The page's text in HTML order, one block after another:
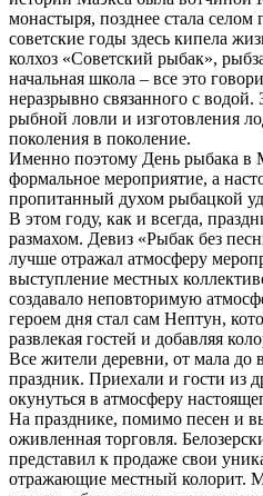
монастыря, позднее стала селом
советские годы здесь кипела
колхоз «Советский рыбак»,
начальная школа – все это
неразрывно связанного с водой.
рыбной ловли и изготовления
поколения в поколение.
Именно поэтому День рыбака в
формальное мероприятие, а
пропитанный духом рыбацкой
В этом году, как и всегда,
размахом. Девиз «Рыбак без
лучше отражал атмосферу
выступление местных
создавало неповторимую
героем дня стал сам Нептун,
развлекая гостей и добавляя
Все жители деревни, от мала до
праздник. Приехали и гости из
окунуться в атмосферу
На празднике, помимо песен и
оживленная торговля.
представил к продаже свои
отражающие местный колорит.